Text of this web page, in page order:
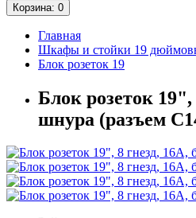
Корзина: 0
Главная
Шкафы и стойки 19
Блок розеток 19
Блок розеток 19",
шнура (разъем